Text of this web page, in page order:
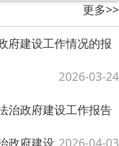
设
2026-04-03
工作报告